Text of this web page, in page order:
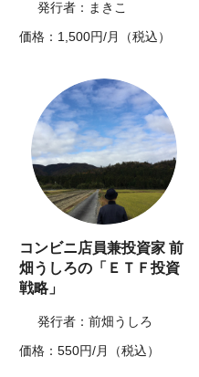
発行者：まきこ
価格：1,500円/月（税込）
コンビニ店員兼投資家 前
畑うしろの「ＥＴＦ投資
戦略」
発行者：前畑うしろ
価格：550円/月（税込）